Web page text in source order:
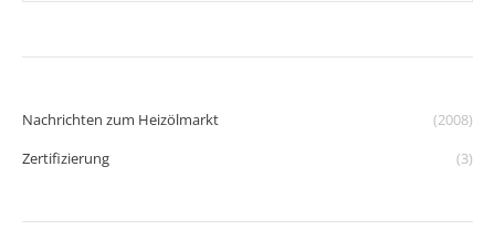
Nachrichten zum Heizölmarkt
(2008)
Zertifizierung
(3)